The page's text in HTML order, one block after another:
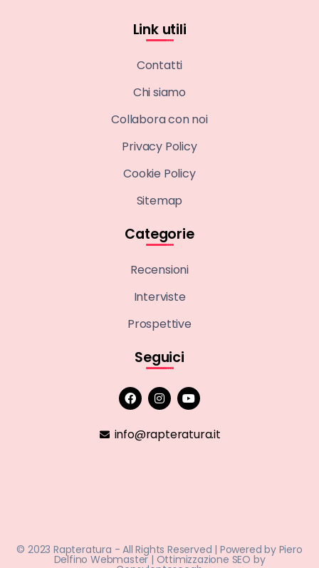
Link utili
Contatti
Chi siamo
Collabora con noi
Privacy Policy
Cookie Policy
Sitemap
Categorie
Recensioni
Interviste
Prospettive
Seguici
info@rapteratura.it
© 2023 Rapteratura - All Rights Reserved | Powered by Piero
Delfino Webmaster| Ottimizzazione SEO by